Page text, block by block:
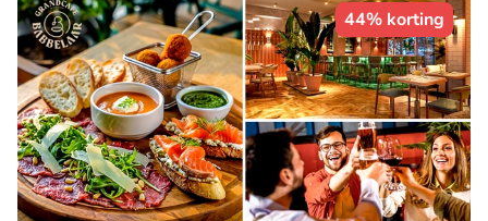
44% korting